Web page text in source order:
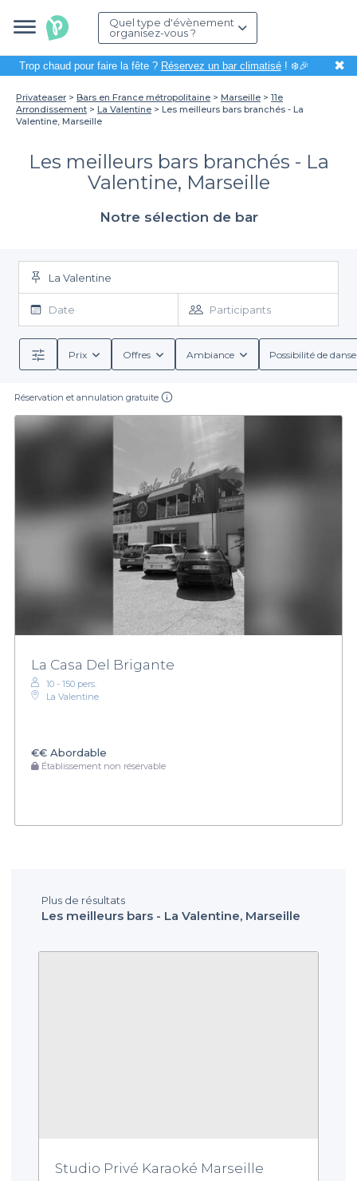
Quel type d'évènement
organisez-vous ?
Trop chaud pour faire la fête ? Réservez un bar climatisé! ❄️🎉 ✖
Privateaser Bars en France métropolitaine Marseille
11e
Arrondissement
La Valentine
Les meilleurs bars branchés - La
Valentine, Marseille
Les meilleurs bars branchés - La
Valentine, Marseille
Notre sélection de bar
La Valentine
Date Participants
Prix Offres Ambiance Possibilité de
Réservation et annulation gratuite
La Casa Del Brigante
10 - 150 pers.
La Valentine
€€ Abordable
Établissement non réservable
Plus de résultats
Les meilleurs bars - La Valentine, Marseille
Studio Privé Karaoké Marseille